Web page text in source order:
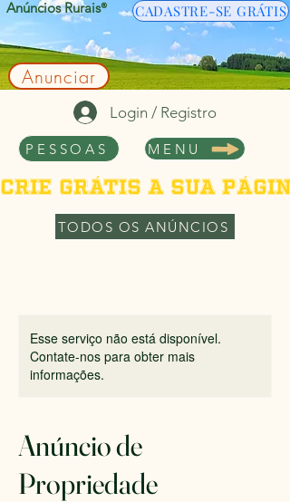
MENU
Anunciar
Login / Registro
Anúncios Rurais®
PESSOAS
CADASTRE-SE GRÁTIS
Crie grátis a sua
TODOS OS ANÚNCIOS
Esse serviço não está disponível.
Contate-nos para obter mais
informações.
Anúncio de
Propriedade